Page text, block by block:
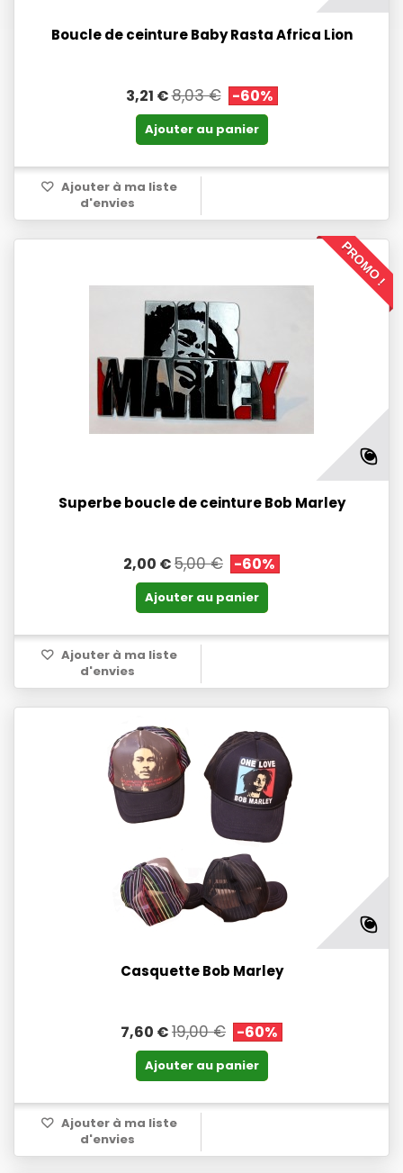
Boucle de ceinture Baby Rasta Africa Lion
3,21 €8,03 € -60%
Ajouter au panier
Ajouter à ma liste
d'envies
PROMO !
Superbe boucle de ceinture Bob Marley
2,00 €5,00 € -60%
Ajouter au panier
Ajouter à ma liste
d'envies
Casquette Bob Marley
7,60 €19,00 € -60%
Ajouter au panier
Ajouter à ma liste
d'envies